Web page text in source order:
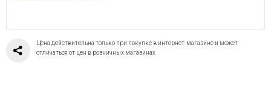
Цена действительна только при покупке в интернет-магазине и может
отличаться от цен в розничных магазинах